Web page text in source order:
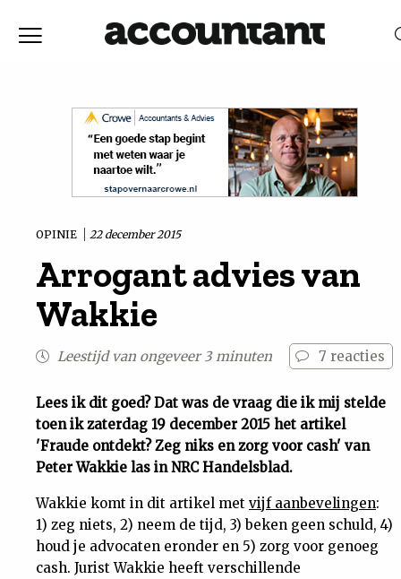
Vaktechniek
Achtergrond
Uit
OPINIE 22 december 2015
Arrogant advies van
Wakkie
Leestijd van ongeveer 3 minuten 7 reacties
Lees ik dit goed? Dat was de vraag die ik mij stelde
toen ik zaterdag 19 december 2015 het artikel
'Fraude ontdekt? Zeg niks en zorg voor cash' van
Peter Wakkie las in NRC Handelsblad.
Wakkie komt in dit artikel met vijf aanbevelingen:
1) zeg niets, 2) neem de tijd, 3) beken geen schuld, 4)
houd je advocaten eronder en 5) zorg voor genoeg
cash. Jurist Wakkie heeft verschillende
RELEVANTIEDATUM